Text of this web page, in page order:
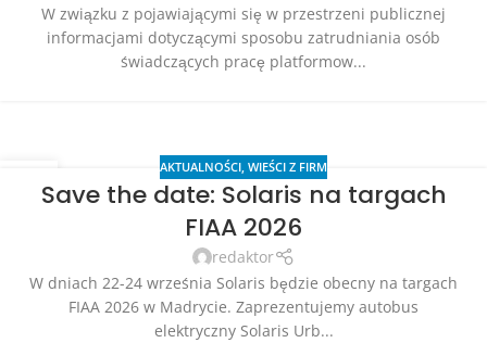
W związku z pojawiającymi się w przestrzeni publicznej
informacjami dotyczącymi sposobu zatrudniania osób
świadczących pracę platformow...
23 AKTUALNOŚCI WIEŚCI Z FIRM
Save the date: Solaris na targach
FIAA 2026
redaktor
W dniach 22-24 września Solaris będzie obecny na targach
FIAA 2026 w Madrycie. Zaprezentujemy autobus
elektryczny Solaris Urb...